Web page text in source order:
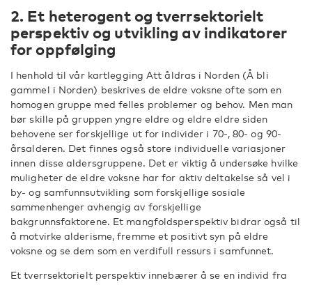
2. Et heterogent og tverrsektorielt
perspektiv og utvikling av indikatorer
for oppfølging
I henhold til vår kartlegging Att åldras i Norden (Å bli
gammel i Norden) beskrives de eldre voksne ofte som en
homogen gruppe med felles problemer og behov. Men man
bør skille på gruppen yngre eldre og eldre eldre siden
behovene ser forskjellige ut for individer i 70-, 80- og 90-
årsalderen. Det finnes også store individuelle variasjoner
innen disse aldersgruppene. Det er viktig å undersøke hvilke
muligheter de eldre voksne har for aktiv deltakelse så vel i
by- og samfunnsutvikling som forskjellige sosiale
sammenhenger avhengig av forskjellige
bakgrunnsfaktorene. Et mangfoldsperspektiv bidrar også til
å motvirke alderisme, fremme et positivt syn på eldre
voksne og se dem som en verdifull ressurs i samfunnet.
Et tverrsektorielt perspektiv innebærer å se en individ fra